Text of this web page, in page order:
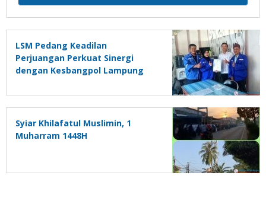
LSM Pedang Keadilan
Perjuangan Perkuat Sinergi
dengan Kesbangpol Lampung
Syiar Khilafatul Muslimin, 1
Muharram 1448H